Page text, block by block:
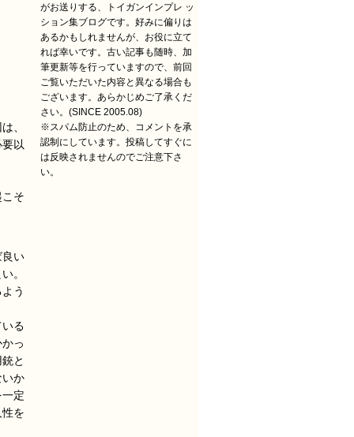
、
以
そ
い
。
う
る
っ
と
か
定
を
がお送りする、トイガンインプレ ッ
ション集ブログです。好みに偏りは
あるかもしれませんが、お役に立て
れば幸いです。古い記事も随時、加
筆更新等を行っていますので、前回
ご覧いただいた内容と異なる場合も
ございます。あらかじめご了承くだ
さい。(SINCE 2005.08)
※スパム防止のため、コメントを承
認制にしています。投稿してすぐに
は反映されませんのでご注意下さ
い。